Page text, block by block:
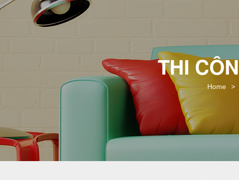
THI
Home >